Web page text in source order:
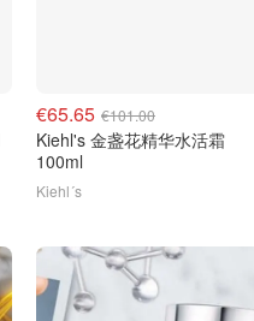
€65.65 €101.00
Kiehl's 金盏花精华水活霜
100ml
Kiehl´s